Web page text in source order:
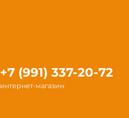
+7 (991) 337-20-72
интернет-магазин